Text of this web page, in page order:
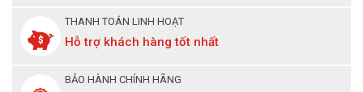
THANH TOÁN LINH HOẠT
Hỗ trợ khách hàng tốt nhất
BẢO HÀNH CHÍNH HÃNG